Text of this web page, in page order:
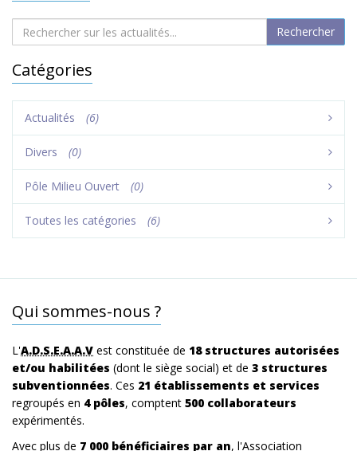
Catégories
Actualités (6)
Divers (0)
Pôle Milieu Ouvert (0)
Toutes les catégories (6)
Qui sommes-nous ?
L'A.D.S.E.A.A.V est constituée de 18 structures autorisées
et/ou habilitées (dont le siège social) et de 3 structures
subventionnées. Ces 21 établissements et services
regroupés en 4 pôles, comptent 500 collaborateurs
expérimentés.
Avec plus de 7 000 bénéficiaires par an, l'Association